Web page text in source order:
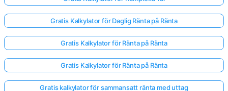
Gratis Kalkylator för Daglig Ränta på Ränta
Gratis Kalkylator för Ränta på Ränta
Gratis Kalkylator för Ränta på Ränta
Gratis kalkylator för sammansatt ränta med uttag